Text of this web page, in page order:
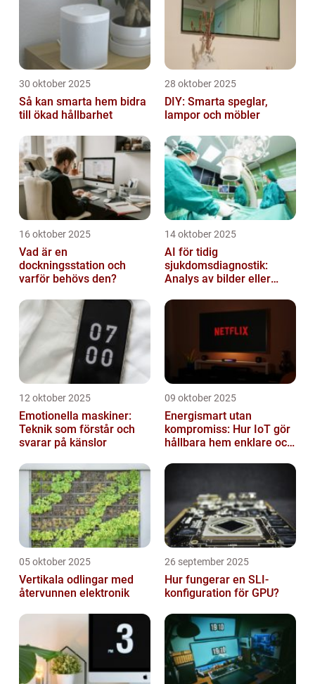
30 oktober 2025
Så kan smarta hem bidra
till ökad hållbarhet
28 oktober 2025
DIY: Smarta speglar,
lampor och möbler
16 oktober 2025
Vad är en
dockningsstation och
varför behövs den?
14 oktober 2025
AI för tidig
sjukdomsdiagnostik:
Analys av bilder eller
12 oktober 2025
Emotionella maskiner:
Teknik som förstår och
svarar på känslor
09 oktober 2025
Energismart utan
kompromiss: Hur IoT gör
hållbara hem enklare och
05 oktober 2025
Vertikala odlingar med
återvunnen elektronik
26 september 2025
Hur fungerar en SLI-
konfiguration för GPU?